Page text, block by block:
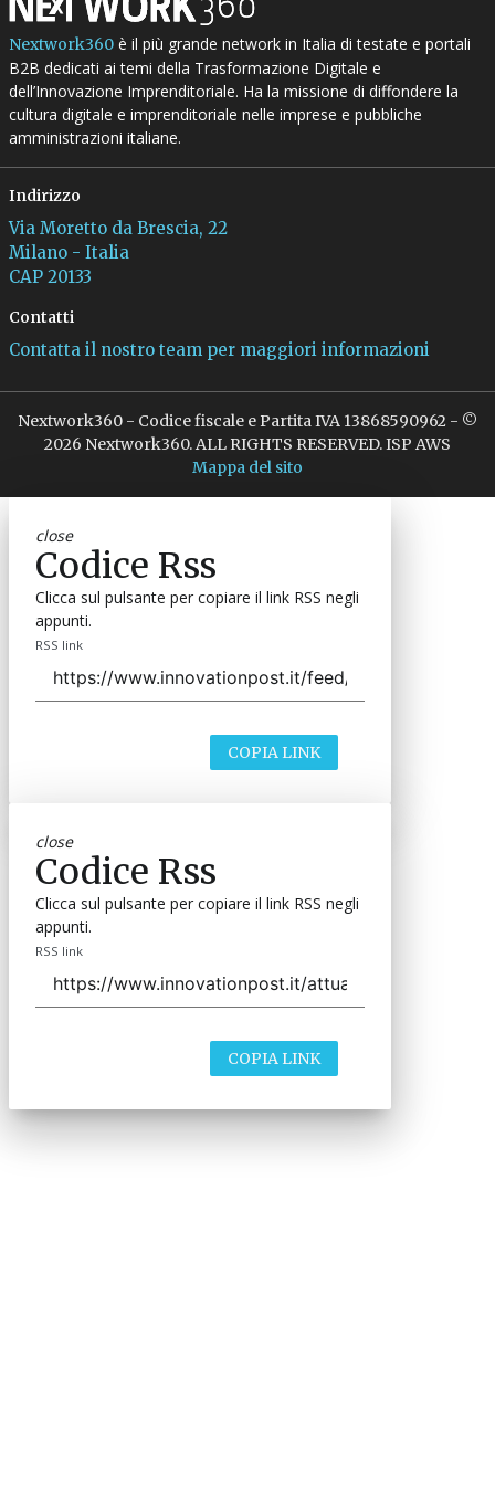
Nextwork360è il più grande network in Italia di testate e portali
B2B dedicati ai temi della Trasformazione Digitale e
dell’Innovazione Imprenditoriale. Ha la missione di diffondere la
cultura digitale e imprenditoriale nelle imprese e pubbliche
amministrazioni italiane.
Indirizzo
Via Moretto da Brescia, 22
Milano - Italia
CAP 20133
Contatti
Contatta il nostro team per maggiori informazioni
Nextwork360 - Codice fiscale e Partita IVA 13868590962 - ©
2026 Nextwork360. ALL RIGHTS RESERVED. ISP AWS
Mappa del sito
close
Codice Rss
Clicca sul pulsante per copiare il link RSS negli
appunti.
RSS link
COPIA LINK
close
Codice Rss
Clicca sul pulsante per copiare il link RSS negli
appunti.
RSS link
COPIA LINK